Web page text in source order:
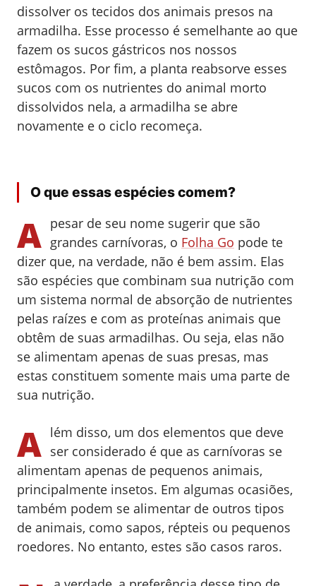
dissolver os tecidos dos animais presos na
armadilha. Esse processo é semelhante ao que
fazem os sucos gástricos nos nossos
estômagos. Por fim, a planta reabsorve esses
sucos com os nutrientes do animal morto
dissolvidos nela, a armadilha se abre
novamente e o ciclo recomeça.
O que essas espécies comem?
A pesar de seu nome sugerir que são
grandes carnívoras, o Folha Go pode te
dizer que, na verdade, não é bem assim. Elas
são espécies que combinam sua nutrição com
um sistema normal de absorção de nutrientes
pelas raízes e com as proteínas animais que
obtêm de suas armadilhas. Ou seja, elas não
se alimentam apenas de suas presas, mas
estas constituem somente mais uma parte de
sua nutrição.
A lém disso, um dos elementos que deve
ser considerado é que as carnívoras se
alimentam apenas de pequenos animais,
principalmente insetos. Em algumas ocasiões,
também podem se alimentar de outros tipos
de animais, como sapos, répteis ou pequenos
roedores. No entanto, estes são casos raros.